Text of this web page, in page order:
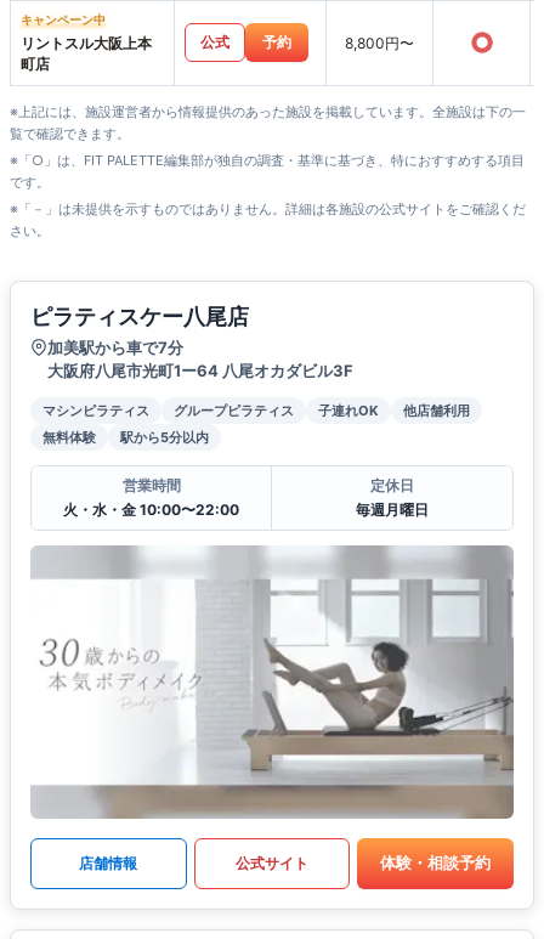
キャンペーン中
リントスル大阪上本
町店
公式 予約 8,800円〜 ○
※上記には、施設運営者から情報提供のあった施設を掲載しています。全施設は下の一
覧で確認できます。
※「○」は、FIT PALETTE編集部が独自の調査・基準に基づき、特におすすめする項目
です。
※「－」は未提供を示すものではありません。詳細は各施設の公式サイトをご確認くだ
さい。
ピラティスケー八尾店
加美駅から車で7分
大阪府八尾市光町1ー64 八尾オカダビル3F
マシンピラティス グループピラティス 子連れOK
他店舗利用
無料体験
駅から5分以内
営業時間
火・水・金 10:00〜22:00
定休日
毎週月曜日
店舗情報 公式サイト 体験・相談予約